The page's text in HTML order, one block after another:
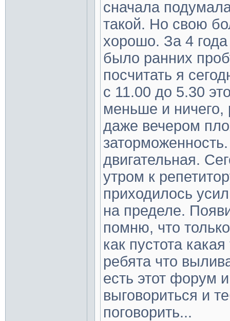
сначала
такой. Но свою
хорошо. За 4
было ранних
посчитать я
с 11.00 до 5.30
меньше и ничего,
даже вечером
двигательная.
утром к
приходилось
на пределе.
помню, что
как пустота
ребята что
есть этот форум
выговориться и
поговорить...